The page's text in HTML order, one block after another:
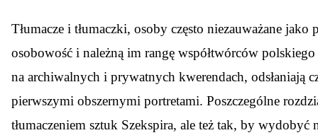
Tłumacze i tłumaczki, osoby często niezauważane
osobowość i należną im rangę współtwórców
na archiwalnych i prywatnych kwerendach, odsłaniają
pierwszymi obszernymi portretami. Poszczególne
tłumaczeniem sztuk Szekspira, ale też tak, by